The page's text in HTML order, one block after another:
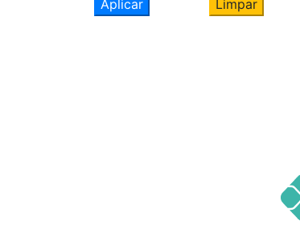
Aplicar Limpar